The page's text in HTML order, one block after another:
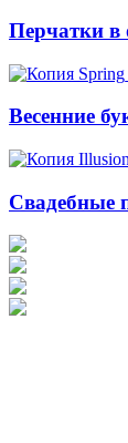
Перчатки в
Весенние
Свадебные